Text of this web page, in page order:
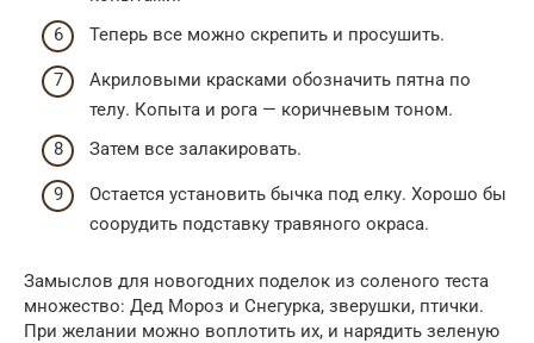
Теперь все можно скрепить и просушить.
Акриловыми красками обозначить пятна по
телу. Копыта и рога — коричневым тоном.
Затем все залакировать.
Остается установить бычка под елку. Хорошо бы
соорудить подставку травяного окраса.
Замыслов для новогодних поделок из соленого теста
множество: Дед Мороз и Снегурка, зверушки, птички.
При желании можно воплотить их, и нарядить зеленую